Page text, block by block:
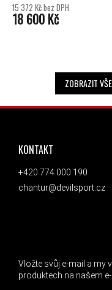
15 372 Kč bez DPH
18 600 Kč
ZOBRAZIT
ZÁPATÍ
KONTAKT
+420 774 000 190
chantur@devilsport.cz
Vložte svůj e-mail a my
produktech na našem